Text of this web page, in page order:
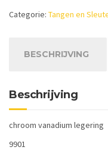
Categorie: Tangen en
BESCHRIJVING
Beschrijving
chroom vanadium legering
9901